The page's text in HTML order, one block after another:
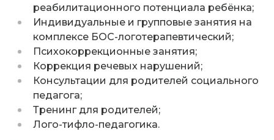
реабилитационного потенциала ребёнка;
Индивидуальные и групповые занятия на
комплексе БОС-логотерапевтический;
Психокоррекционные занятия;
Коррекция речевых нарушений;
Консультации для родителей социального
педагога;
Тренинг для родителей;
Лого-тифло-педагогика.